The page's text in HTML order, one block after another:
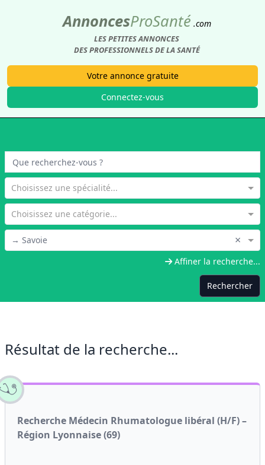
AnnoncesProSanté .com
LES PETITES ANNONCES
DES PROFESSIONNELS DE LA SANTÉ
Votre annonce gratuite
Connectez-vous
Choisissez une spécialité...
Choisissez une catégorie...
→ Savoie ×
Affiner la recherche...
Rechercher
Résultat de la recherche...
Recherche Médecin Rhumatologue libéral (H/F) –
Région Lyonnaise (69)